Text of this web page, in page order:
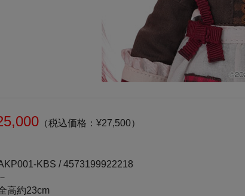
（税込価格：¥27,500）
KBS /4573199922218
－
高約23cm